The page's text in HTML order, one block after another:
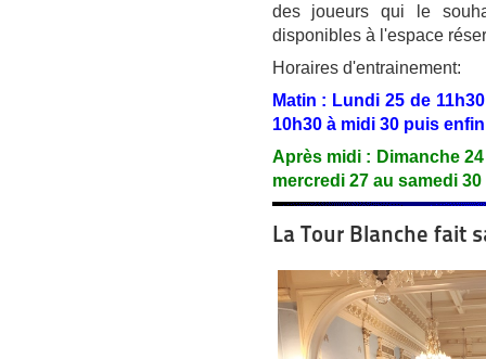
des joueurs qui le
disponibles à l'espace
Horaires d'entrainement:
Matin : Lundi 25 de
10h30 à midi 30 puis
Après midi : Dimanche
mercredi 27 au samedi 30
La Tour Blanche fait